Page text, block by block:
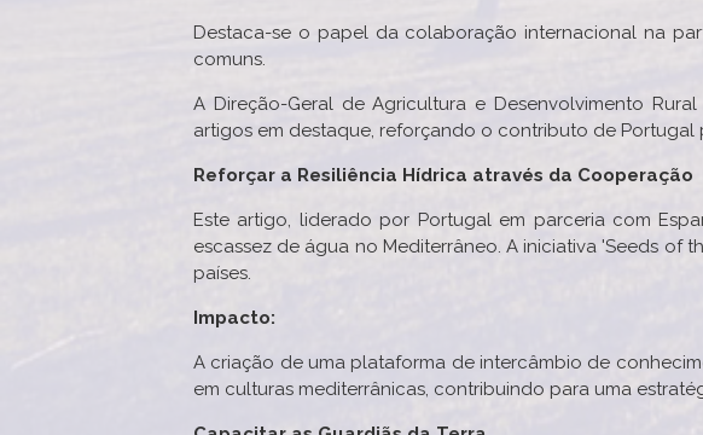
Destaca-se o papel da colaboração internacional na
comuns.
A Direção-Geral de Agricultura e Desenvolvimento
artigos em destaque, reforçando o contributo de
Reforçar a Resiliência Hídrica através da Cooperação
Este artigo, liderado por Portugal em parceria com
escassez de água no Mediterrâneo. A iniciativa 'Seeds of
países.
Impacto:
A criação de uma plataforma de intercâmbio de
em culturas mediterrânicas, contribuindo para uma